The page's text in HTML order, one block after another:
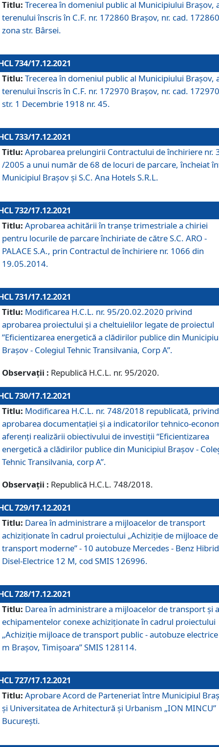
Titlu: Trecerea în domeniul public al Municipiului Braşov,
terenului înscris în C.F. nr. 172860 Brașov, nr. cad.
zona str. Bârsei.
734/17.12.2021
Titlu: Trecerea în domeniul public al Municipiului Braşov,
terenului înscris în C.F. nr. 172970 Brașov, nr. cad.
str. 1 Decembrie 1918 nr. 45.
733/17.12.2021
Titlu: Aprobarea prelungirii Contractului de închiriere nr.
/2005 a unui număr de 68 de locuri de parcare, încheiat
Municipiul Braşov şi S.C. Ana Hotels S.R.L.
732/17.12.2021
Titlu: Aprobarea achitării în tranșe trimestriale a chiriei
pentru locurile de parcare închiriate de către S.C. ARO -
PALACE S.A., prin Contractul de închiriere nr. 1066 din
19.05.2014.
731/17.12.2021
Titlu: Modificarea H.C.L. nr. 95/20.02.2020 privind
aprobarea proiectului și a cheltuielilor legate de proiectul
”Eficientizarea energetică a clădirilor publice din
Brașov - Colegiul Tehnic Transilvania, Corp A”.
Observații : Republică H.C.L. nr. 95/2020.
730/17.12.2021
Titlu: Modificarea H.C.L. nr. 748/2018 republicată, privind
aprobarea documentației și a indicatorilor tehnico-
aferenți realizării obiectivului de investiții “Eficientizarea
energetică a clădirilor publice din Municipiul Brașov -
Tehnic Transilvania, corp A”.
Observații : Republică H.C.L. 748/2018.
729/17.12.2021
Titlu: Darea în administrare a mijloacelor de transport
achiziționate în cadrul proiectului „Achiziţie de mijloace de
transport moderne” - 10 autobuze Mercedes - Benz Hibrid
Disel-Electrice 12 M, cod SMIS 126996.
728/17.12.2021
Titlu: Darea în administrare a mijloacelor de transport și a
echipamentelor conexe achiziționate în cadrul proiectului
„Achiziție mijloace de transport public - autobuze
m Brașov, Timișoara” SMIS 128114.
727/17.12.2021
Titlu: Aprobare Acord de Parteneriat între Municipiul
și Universitatea de Arhitectură și Urbanism „ION MINCU”
București.